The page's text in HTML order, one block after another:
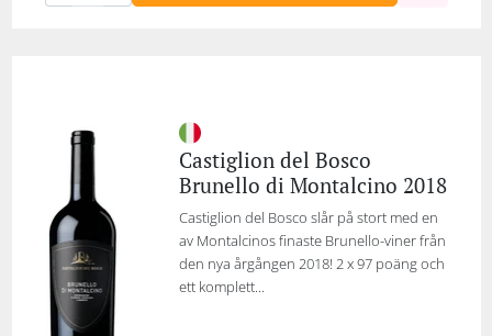
Castiglion del Bosco
Brunello di Montalcino 2018
Castiglion del Bosco slår på stort med en
av Montalcinos finaste Brunello-viner från
den nya årgången 2018! 2 x 97 poäng och
ett komplett...